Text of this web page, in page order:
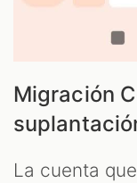
Migración
La cuenta